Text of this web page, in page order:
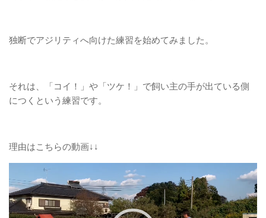
独断でアジリティへ向けた練習を始めてみました。
それは、「コイ！」や「ツケ！」で飼い主の手が出ている側
につくという練習です。
理由はこちらの動画↓↓
画
プ
レ